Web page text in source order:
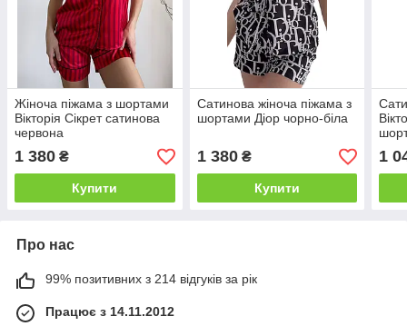
Жіноча піжама з шортами
Вікторія Сікрет сатинова
червона
1 380 ₴
Купити
Сатинова жіноча піжама з
шортами Діор чорно-біла
1 380₴
Купити
1
Про нас
99% позитивних з 214 відгуків за рік
Працює з 14.11.2012